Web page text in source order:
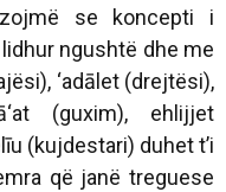
se koncepti i
ngushtë dhe me
‘adālet (drejtësi),
(guxim), ehlijjet
(kujdestari) duhet t’i
që janë treguese